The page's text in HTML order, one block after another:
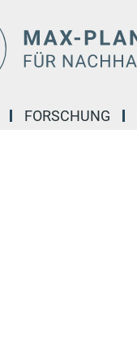
FORSCHUNG